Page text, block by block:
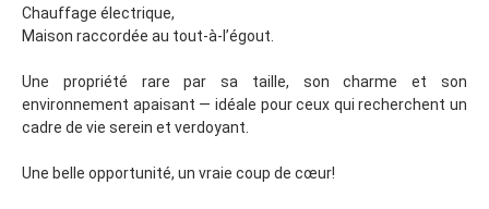
Chauffage électrique,
Maison raccordée au tout-à-l’égout.
Une propriété rare par sa taille, son charme et son
environnement apaisant — idéale pour ceux qui recherchent un
cadre de vie serein et verdoyant.
Une belle opportunité, un vraie coup de cœur!